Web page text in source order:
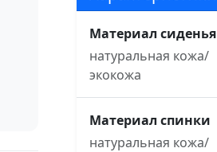
Материал сиденья
натуральная кожа/
экокожа
Материал спинки
натуральная кожа/